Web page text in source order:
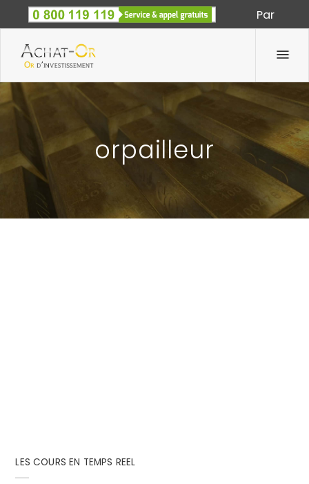
Par
Spécialiste des métaux précieux depuis 1933
orpailleur
LES COURS EN TEMPS REEL